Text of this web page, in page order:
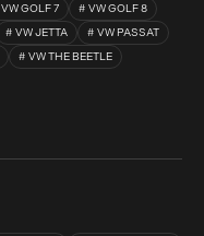
VW GOLF 7
VW GOLF 8
VW JETTA
VW PASSAT
VW THE BEETLE